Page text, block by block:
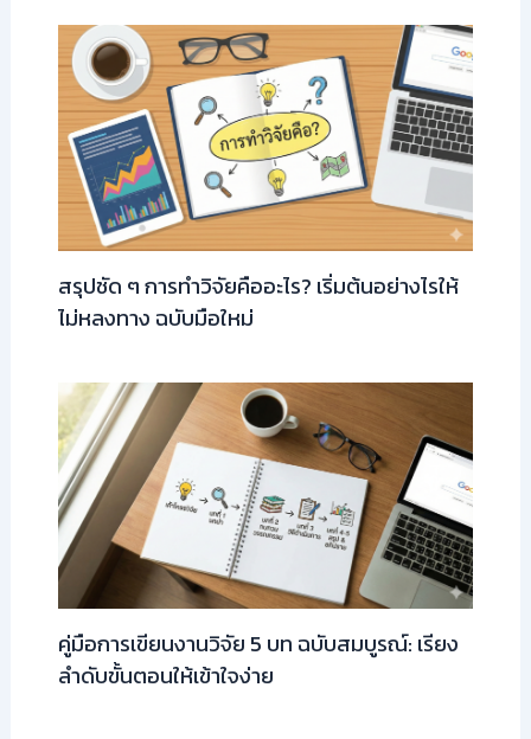
สรุปชัด ๆ การทำวิจัยคืออะไร? เริ่มต้นอย่างไรให้
ไม่หลงทาง ฉบับมือใหม่
คู่มือการเขียนงานวิจัย 5 บท ฉบับสมบูรณ์: เรียง
ลำดับขั้นตอนให้เข้าใจง่าย